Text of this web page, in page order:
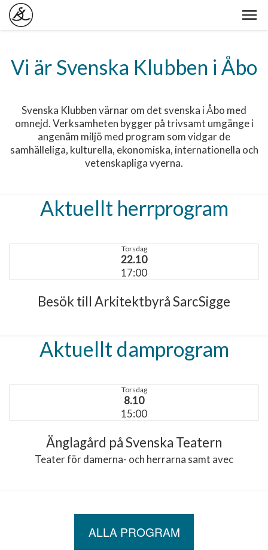
Vi är Svenska Klubben i Åbo
Svenska Klubben värnar om det svenska i Åbo med
omnejd. Verksamheten bygger på trivsamt umgänge i
angenäm miljö med program som vidgar de
samhälleliga, kulturella, ekonomiska, internationella och
vetenskapliga vyerna.
Aktuellt herrprogram
Torsdag
22.10
17:00
Besök till Arkitektbyrå SarcSigge
Aktuellt damprogram
Torsdag
8.10
15:00
Änglagård på Svenska Teatern
Teater för damerna- och herrarna samt avec
ALLA PROGRAM